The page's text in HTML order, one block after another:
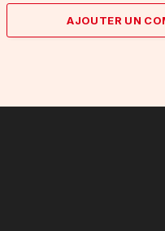
AJOUTER UN